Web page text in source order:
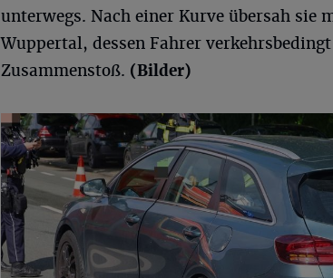
unterwegs. Nach einer Kurve übersah sie
Wuppertal, dessen Fahrer
Zusammenstoß. (Bilder)